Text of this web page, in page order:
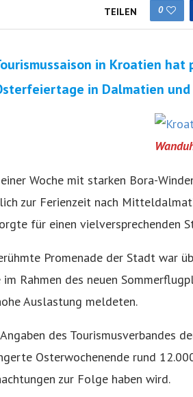
TEILEN 0
in Kroatien
in Dalmatien
Woche mit starken Bora-
zur Ferienzeit nach
für einen vielversprechenden
Promenade der Stadt war
im Rahmen des neuen
Auslastung meldeten.
des Tourismusverbandes
Osterwochenende rund
zur Folge haben wird.